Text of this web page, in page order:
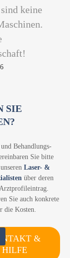
keine
SIE
Behandlungs-
Sie bitte
Laser- &
über deren
Sie auch konkrete
die Kosten.
&
HILFE